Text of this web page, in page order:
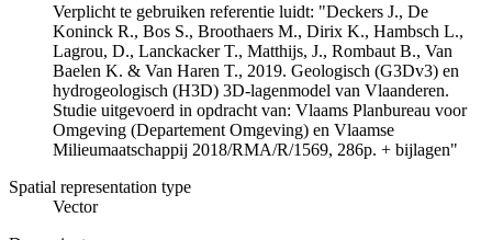
Verplicht te gebruiken referentie luidt: "Deckers J., De
Koninck R., Bos S., Broothaers M., Dirix K., Hambsch L.,
Lagrou, D., Lanckacker T., Matthijs, J., Rombaut B., Van
Baelen K. & Van Haren T., 2019. Geologisch (G3Dv3) en
hydrogeologisch (H3D) 3D-lagenmodel van Vlaanderen.
Studie uitgevoerd in opdracht van: Vlaams Planbureau voor
Omgeving (Departement Omgeving) en Vlaamse
Milieumaatschappij 2018/RMA/R/1569, 286p. + bijlagen"
Spatial representation type
Vector